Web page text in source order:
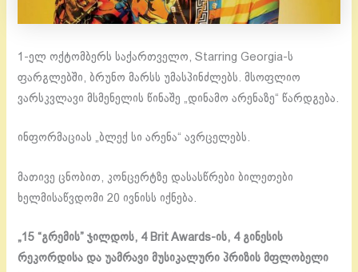
1-ელ ოქტომბერს საქართველო, Starring Georgia-ს
ფარგლებში, ბრუნო მარსს უმასპინძლებს. მსოფლიო
ვარსკვლავი მსმენელის წინაშე „დინამო არენაზე“ წარდგება.
ინფორმაციას „ბლექ სი არენა“ ავრცელებს.
მათივე ცნობით, კონცერტზე დასასწრები ბილეთები
ხელმისაწვდომი 20 ივნისს იქნება.
„15 “გრემის” ჯილდოს, 4 Brit Awards-ის, 4 გინესის
რეკორდისა და უამრავი მუსიკალური პრიზის მფლობელი